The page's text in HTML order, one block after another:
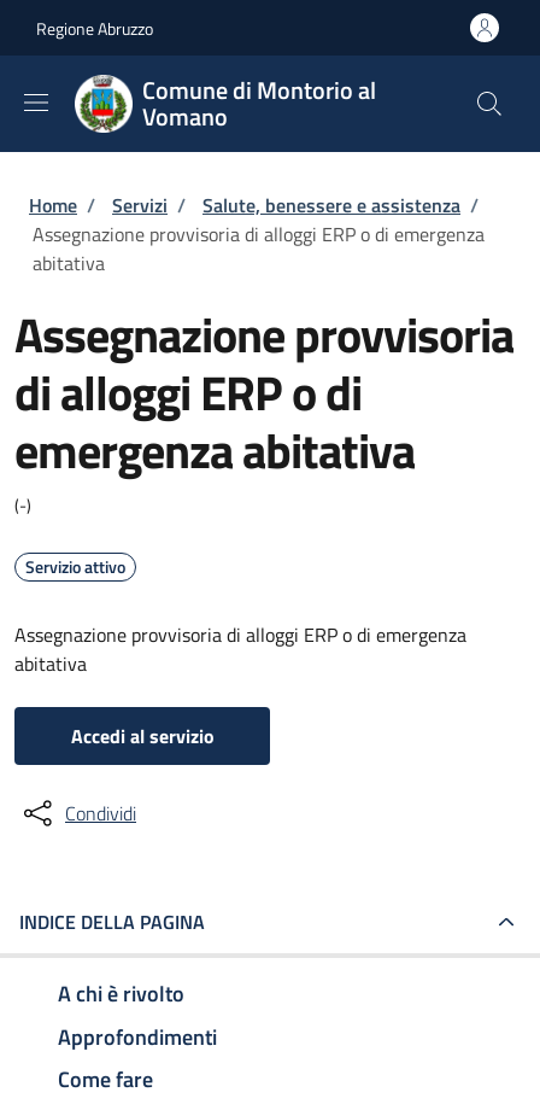
Regione Abruzzo
Comune di Montorio al
Vomano
Briciole di pane
Home / Servizi / Salute, benessere e assistenza /
Assegnazione provvisoria di alloggi ERP o di emergenza
abitativa
Assegnazione provvisoria
di alloggi ERP o di
emergenza abitativa
(-)
Servizio attivo
Assegnazione provvisoria di alloggi ERP o di emergenza
abitativa
Accedi al servizio
Condividi
INDICE DELLA PAGINA
A chi è rivolto
Approfondimenti
Come fare